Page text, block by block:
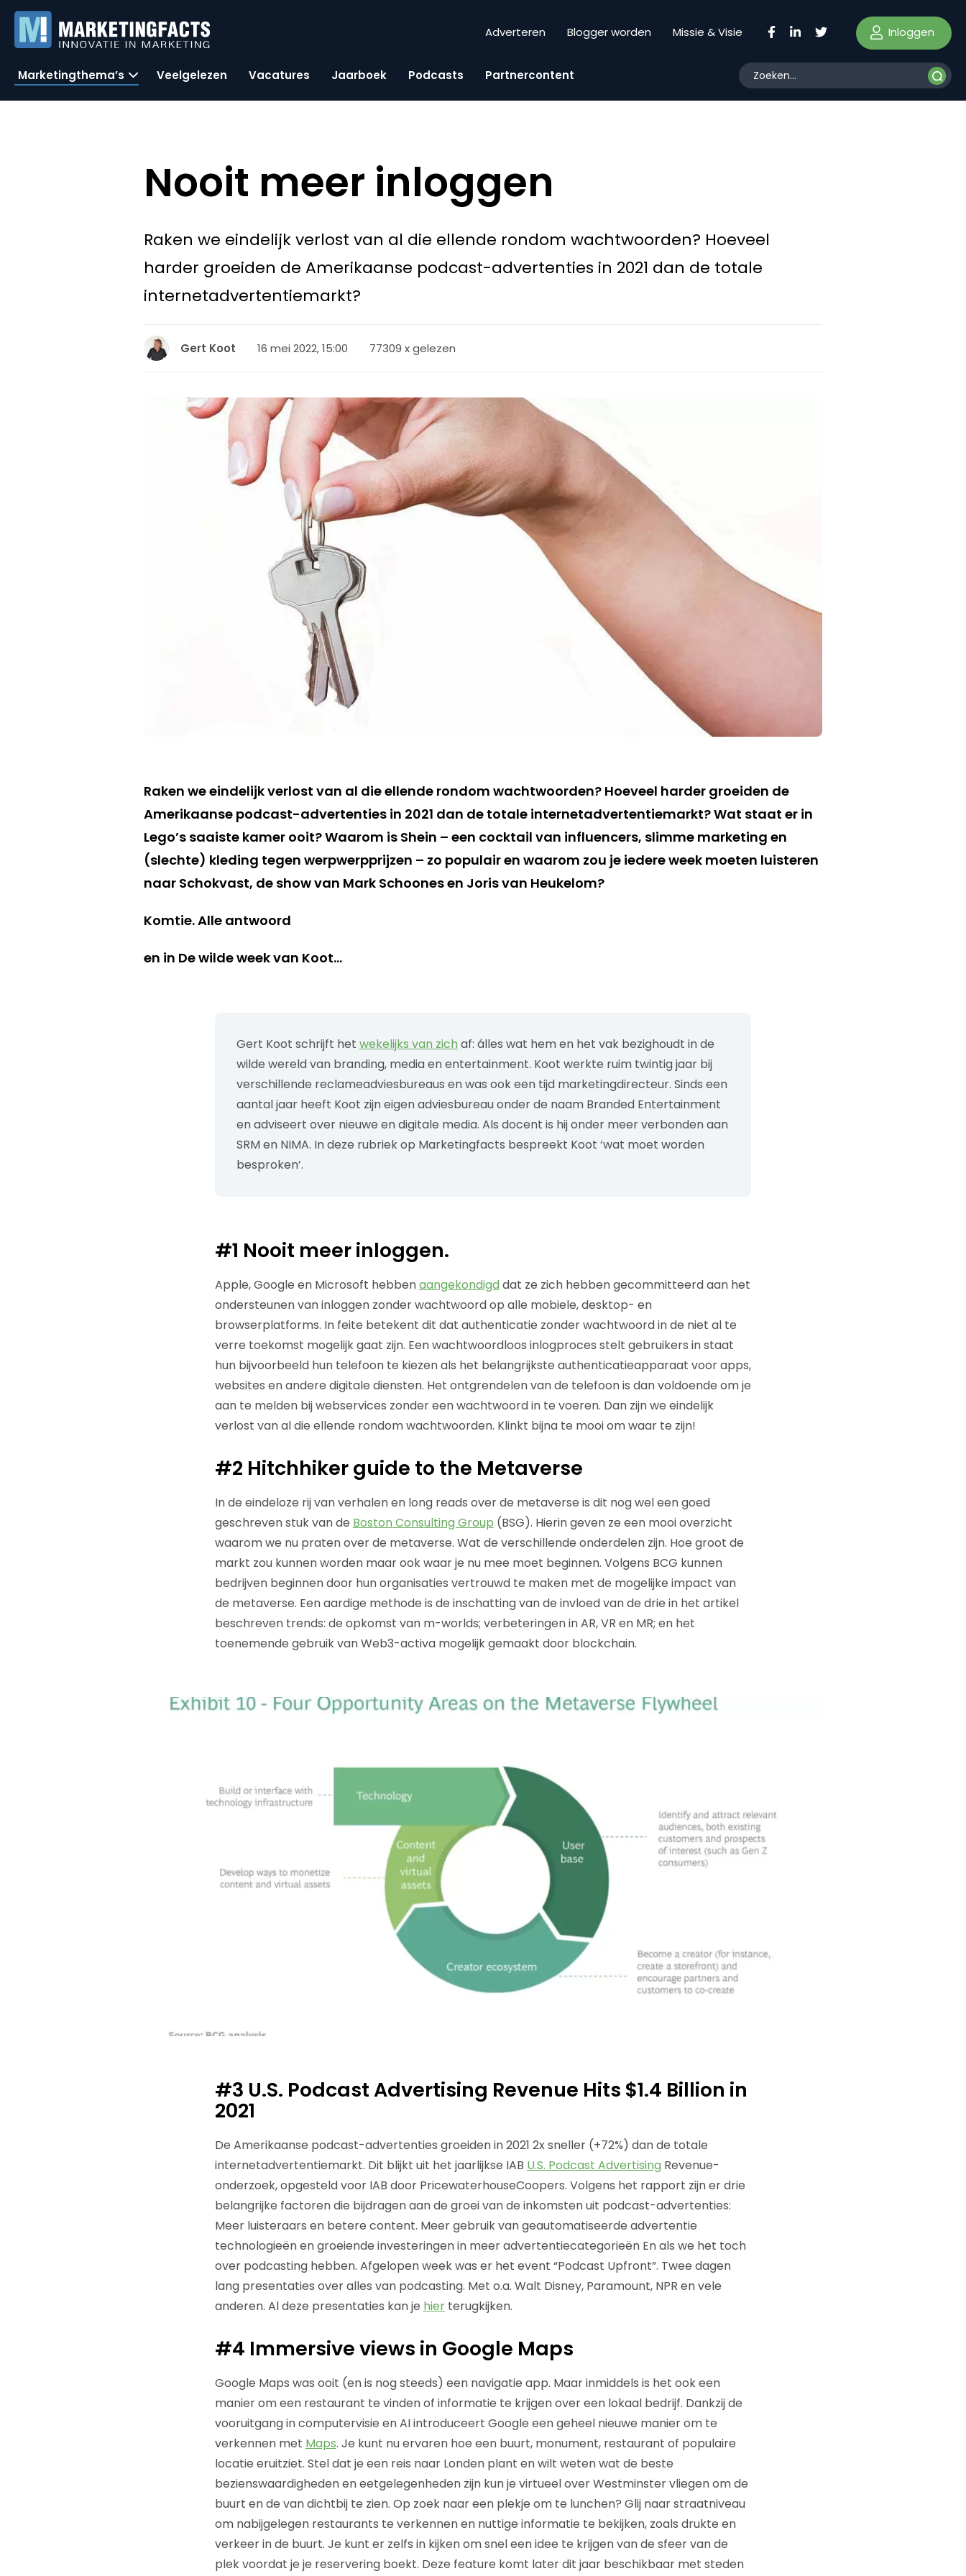
Adverteren Blogger worden Missie & Visie Inloggen
Marketingthema’s Veelgelezen Vacatures Jaarboek Podcasts Partnercontent
Nooit meer inloggen
Raken we eindelijk verlost van al die ellende rondom wachtwoorden? Hoeveel
harder groeiden de Amerikaanse podcast-advertenties in 2021 dan de totale
internetadvertentiemarkt?
Gert Koot 16 mei 2022, 15:00 77309 x gelezen
Raken we eindelijk verlost van al die ellende rondom wachtwoorden? Hoeveel harder groeiden de
Amerikaanse podcast-advertenties in 2021 dan de totale internetadvertentiemarkt? Wat staat er in
Lego’s saaiste kamer ooit? Waarom is Shein – een cocktail van influencers, slimme marketing en
(slechte) kleding tegen werpwerpprijzen – zo populair en waarom zou je iedere week moeten luisteren
naar Schokvast, de show van Mark Schoones en Joris van Heukelom?
Komtie. Alle antwoord
en in De wilde week van Koot…
Gert Koot schrijft het wekelijks van zich af: álles wat hem en het vak bezighoudt in de
wilde wereld van branding, media en entertainment. Koot werkte ruim twintig jaar bij
verschillende reclameadviesbureaus en was ook een tijd marketingdirecteur. Sinds een
aantal jaar heeft Koot zijn eigen adviesbureau onder de naam Branded Entertainment
en adviseert over nieuwe en digitale media. Als docent is hij onder meer verbonden aan
SRM en NIMA. In deze rubriek op Marketingfacts bespreekt Koot ‘wat moet worden
besproken’.
#1 Nooit meer inloggen.
Apple, Google en Microsoft hebbenaangekondigd dat ze zich hebben gecommitteerd aan het
ondersteunen van inloggen zonder wachtwoord op alle mobiele, desktop- en
browserplatforms. In feite betekent dit dat authenticatie zonder wachtwoord in de niet al te
verre toekomst mogelijk gaat zijn. Een wachtwoordloos inlogproces stelt gebruikers in staat
hun bijvoorbeeld hun telefoon te kiezen als het belangrijkste authenticatieapparaat voor apps,
websites en andere digitale diensten. Het ontgrendelen van de telefoon is dan voldoende om je
aan te melden bij webservices zonder een wachtwoord in te voeren. Dan zijn we eindelijk
verlost van al die ellende rondom wachtwoorden. Klinkt bijna te mooi om waar te zijn!
#2 Hitchhiker guide to the Metaverse
In de eindeloze rij van verhalen en long reads over de metaverse is dit nog wel een goed
geschreven stuk van de Boston Consulting Group (BSG). Hierin geven ze een mooi overzicht
waarom we nu praten over de metaverse. Wat de verschillende onderdelen zijn. Hoe groot de
markt zou kunnen worden maar ook waar je nu mee moet beginnen. Volgens BCG kunnen
bedrijven beginnen door hun organisaties vertrouwd te maken met de mogelijke impact van
de metaverse. Een aardige methode is de inschatting van de invloed van de drie in het artikel
beschreven trends: de opkomst van m-worlds; verbeteringen in AR, VR en MR; en het
toenemende gebruik van Web3-activa mogelijk gemaakt door blockchain.
#3 U.S. Podcast Advertising Revenue Hits $1.4 Billion in
2021
De Amerikaanse podcast-advertenties groeiden in 2021 2x sneller (+72%) dan de totale
internetadvertentiemarkt. Dit blijkt uit het jaarlijkse IAB U.S. Podcast Advertising Revenue-
onderzoek, opgesteld voor IAB door PricewaterhouseCoopers. Volgens het rapport zijn er drie
belangrijke factoren die bijdragen aan de groei van de inkomsten uit podcast-advertenties:
Meer luisteraars en betere content. Meer gebruik van geautomatiseerde advertentie
technologieën en groeiende investeringen in meer advertentiecategorieën En als we het toch
over podcasting hebben. Afgelopen week was er het event “Podcast Upfront”. Twee dagen
lang presentaties over alles van podcasting. Met o.a. Walt Disney, Paramount, NPR en vele
anderen. Al deze presentaties kan je hierterugkijken.
#4 Immersive views in Google Maps
Google Maps was ooit (en is nog steeds) een navigatie app. Maar inmiddels is het ook een
manier om een restaurant te vinden of informatie te krijgen over een lokaal bedrijf. Dankzij de
vooruitgang in computervisie en AI introduceert Google een geheel nieuwe manier om te
verkennen met Maps. Je kunt nu ervaren hoe een buurt, monument, restaurant of populaire
locatie eruitziet. Stel dat je een reis naar Londen plant en wilt weten wat de beste
bezienswaardigheden en eetgelegenheden zijn kun je virtueel over Westminster vliegen om de
buurt en de van dichtbij te zien. Op zoek naar een plekje om te lunchen? Glij naar straatniveau
om nabijgelegen restaurants te verkennen en nuttige informatie te bekijken, zoals drukte en
verkeer in de buurt. Je kunt er zelfs in kijken om snel een idee te krijgen van de sfeer van de
plek voordat je je reservering boekt. Deze feature komt later dit jaar beschikbaar met steden